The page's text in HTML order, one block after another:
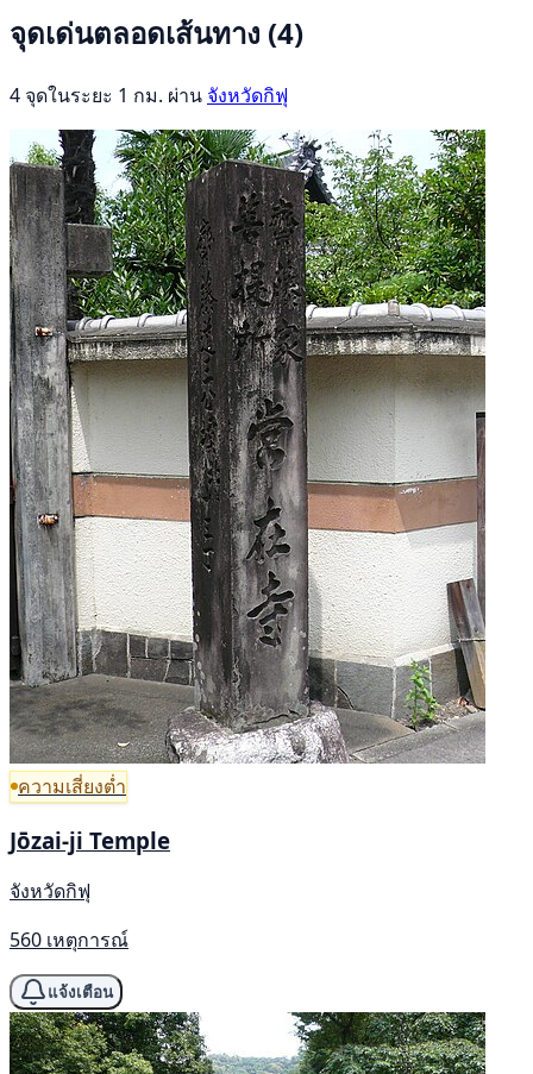
จุดเด่นตลอดเส้นทาง (4)
4 จุดในระยะ 1 กม. ผ่าน จังหวัดกิฟุ
ความเสี่ยงต่ำ
Jōzai-ji Temple
จังหวัดกิฟุ
560 เหตุการณ์
แจ้งเตือน